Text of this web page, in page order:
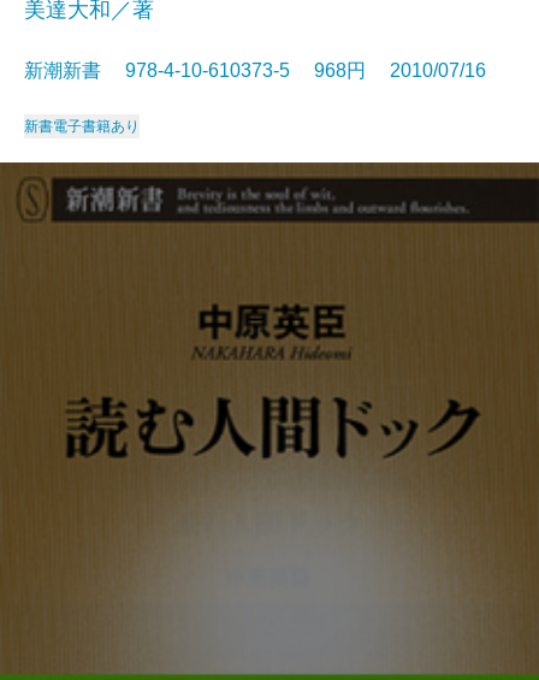
美達大和／著
新潮新書 978-4-10-610373-5 968円 2010/07/16
新書電子書籍あり